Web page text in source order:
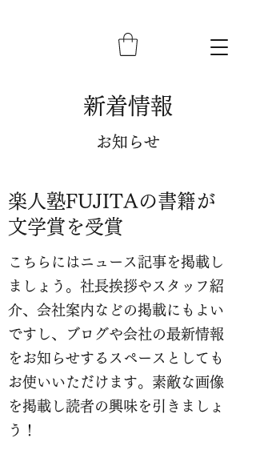
新着情報
お知らせ
楽人塾FUJITAの書籍が
文学賞を受賞
こちらにはニュース記事を掲載し
ましょう。社長挨拶やスタッフ紹
介、会社案内などの掲載にもよい
ですし、ブログや会社の最新情報
をお知らせするスペースとしても
お使いいただけます。素敵な画像
を掲載し読者の興味を引きましょ
う！